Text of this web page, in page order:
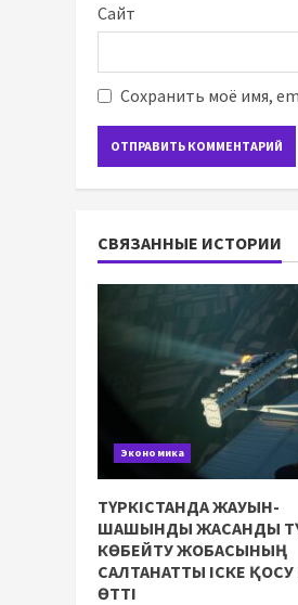
Сайт
Сохранить моё имя,
СВЯЗАННЫЕ ИСТОРИИ
Экономика
ТҮРКІСТАНДА ЖАУЫН-
ШАШЫНДЫ ЖАСАНДЫ
КӨБЕЙТУ ЖОБАСЫНЫҢ
САЛТАНАТТЫ ІСКЕ ҚОСУ
ӨТТІ